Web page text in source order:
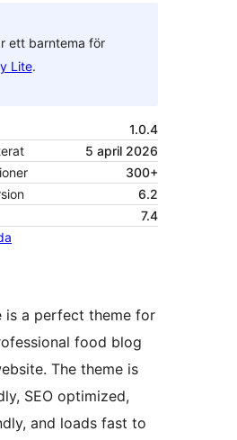
ett barntema för
Lite.
1.0.4
5 april 2026
300+
6.2
7.4
is a perfect theme for
food blog
The theme is
SEO optimized,
and loads fast to